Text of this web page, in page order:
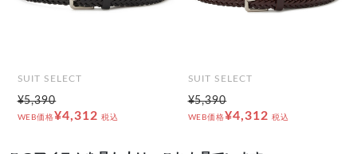
SUIT SELECT
¥5,390
WEB価格¥4,312 税込
SUIT SELECT
¥5,390
WEB価格¥4,312 税込